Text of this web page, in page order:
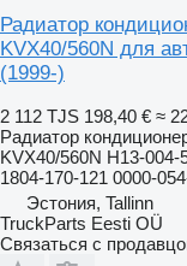
Радиатор
KVX40/560N для
(1999-)
2 112 TJS 198,40 € ≈
Радиатор
KVX40/560N H13-004-
1804-170-121 0000-
Эстония, Tallinn
TruckParts Eesti OÜ
Связаться с